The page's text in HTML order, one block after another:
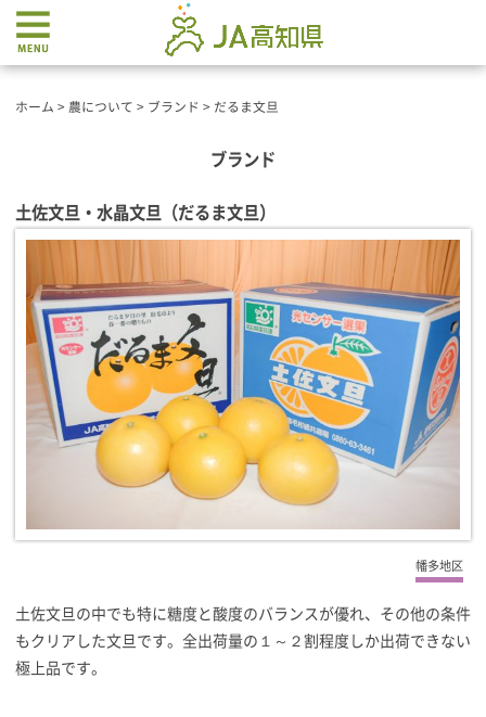
ホーム > 農について > ブランド > だるま文旦
ブランド
土佐文旦・水晶文旦 （だるま文旦）
幡多地区
土佐文旦の中でも特に糖度と酸度のバランスが優れ、その他の条件
もクリアした文旦です。全出荷量の１～２割程度しか出荷できない
極上品です。